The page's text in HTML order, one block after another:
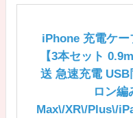
iPhone 充電ケ
【3本セット
送 急速充電
ロン編
Max\/XR\/Plus\/